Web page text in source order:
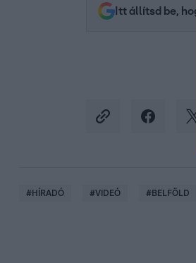
Itt állítsd be,
#HÍRADÓ #VIDEÓ #BELFÖLD